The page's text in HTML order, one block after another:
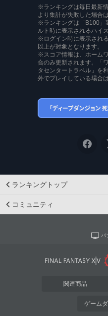
※ランキングは毎日最新
より集計が失敗した場合
※ランキングは「B100」
ルト時に表示されるハイ
※ログイン時に表示され
以上が対象となります。
※スコア情報は、ホーム
合のみ更新されます。「
タセンタートラベル」を
外でプレイしている場合
ランキングトップ
コミュニティ
パ
関連商品
ゲーム